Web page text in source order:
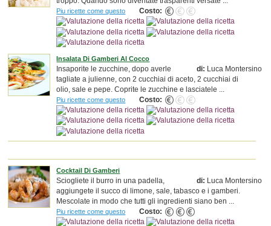
Piu ricette come questo Costo:
Insalata Di Gamberi Al Cocco
di: Luca Montersino
Insaporite le zucchine, dopo averle
tagliate a julienne, con 2 cucchiai di aceto, 2 cucchiai di
olio, sale e pepe. Coprite le zucchine e lasciatele ...
Piu ricette come questo Costo:
Cocktail Di Gamberi
di: Luca Montersino
Sciogliete il burro in una padella,
aggiungete il succo di limone, sale, tabasco e i gamberi.
Mescolate in modo che tutti gli ingredienti siano ben ...
Piu ricette come questo Costo: